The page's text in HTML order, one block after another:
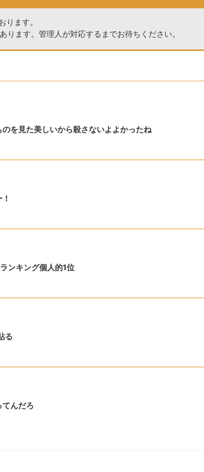
ります。
ます。管理人が対応するまでお待ちください。
のを見た美しいから殺さないよよかったね
ンキング個人的1位
る
てんだろ